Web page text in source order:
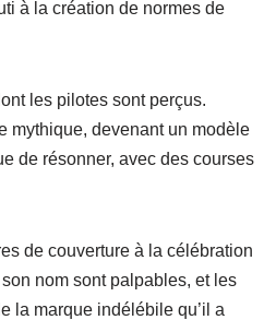
à la création de normes de
les pilotes sont perçus.
mythique, devenant un modèle
de résonner, avec des courses
de couverture à la célébration
nom sont palpables, et les
la marque indélébile qu’il a